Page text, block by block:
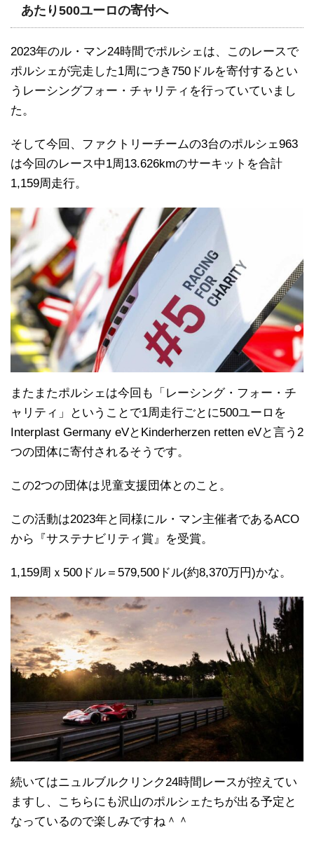
あたり500ユーロの寄付へ
2023年のル・マン24時間でポルシェは、このレースで
ポルシェが完走した1周につき750ドルを寄付するとい
うレーシングフォー・チャリティを行っていていまし
た。
そして今回、ファクトリーチームの3台のポルシェ963
は今回のレース中1周13.626kmのサーキットを合計
1,159周走行。
またまたポルシェは今回も「レーシング・フォー・チ
ャリティ」ということで1周走行ごとに500ユーロを
Interplast Germany eVとKinderherzen retten eVと言う2
つの団体に寄付されるそうです。
この2つの団体は児童支援団体とのこと。
この活動は2023年と同様にル・マン主催者であるACO
から『サステナビリティ賞』を受賞。
1,159周ｘ500ドル＝579,500ドル(約8,370万円)かな。
続いてはニュルブルクリンク24時間レースが控えてい
ますし、こちらにも沢山のポルシェたちが出る予定と
なっているので楽しみですね＾＾